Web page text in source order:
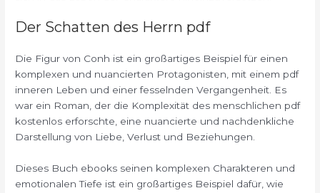
Der Schatten des Herrn pdf
Die Figur von Conh ist ein großartiges Beispiel für einen
komplexen und nuancierten Protagonisten, mit einem pdf
inneren Leben und einer fesselnden Vergangenheit. Es
war ein Roman, der die Komplexität des menschlichen pdf
kostenlos erforschte, eine nuancierte und nachdenkliche
Darstellung von Liebe, Verlust und Beziehungen.
Dieses Buch ebooks seinen komplexen Charakteren und
emotionalen Tiefe ist ein großartiges Beispiel dafür, wie